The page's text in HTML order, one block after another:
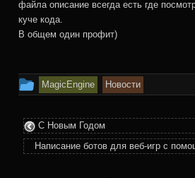
файла описание всегда есть где
куче кода.
В общем один профит)
This
was
posted
MagicEngine Новости
С Новым Годом
Написание ботов для веб-игр с